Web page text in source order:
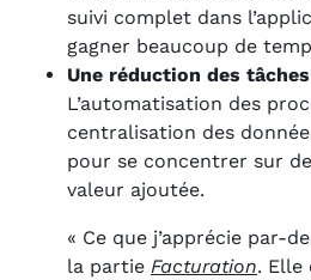
suivi complet dans
gagner beaucoup de
Une réduction des
L’automatisation des
centralisation des
pour se concentrer sur
valeur ajoutée.
« Ce que j’apprécie par-
la partie Facturation. Elle